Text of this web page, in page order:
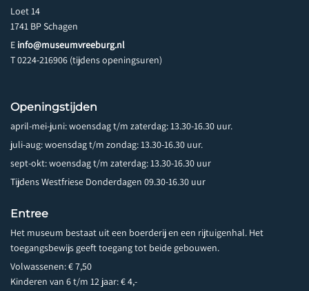
Loet 14
1741 BP Schagen
E info@museumvreeburg.nl
T 0224-216906 (tijdens openingsuren)
Openingstijden
april-mei-juni: woensdag t/m zaterdag: 13.30-16.30 uur.
juli-aug: woensdag t/m zondag: 13.30-16.30 uur.
sept-okt: woensdag t/m zaterdag: 13.30-16.30 uur
Tijdens Westfriese Donderdagen 09.30-16.30 uur
Entree
Het museum bestaat uit een boerderij en een rijtuigenhal. Het
toegangsbewijs geeft toegang tot beide gebouwen.
Volwassenen: € 7,50
Kinderen van 6 t/m 12 jaar: € 4,-